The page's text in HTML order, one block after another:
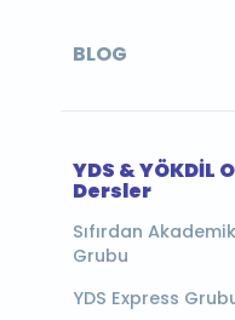
BLOG
YDS & YÖKDİL
Dersler
Sıfırdan
Grubu
YDS Express